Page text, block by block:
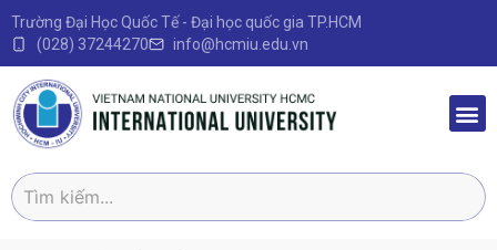
Trường Đại Học Quốc Tế - Đại học quốc gia TP.HCM
(028) 37244270
info@hcmiu.edu.vn